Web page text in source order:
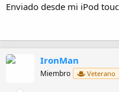
Enviado desde mi iPod
IronMan
Miembro Veterano